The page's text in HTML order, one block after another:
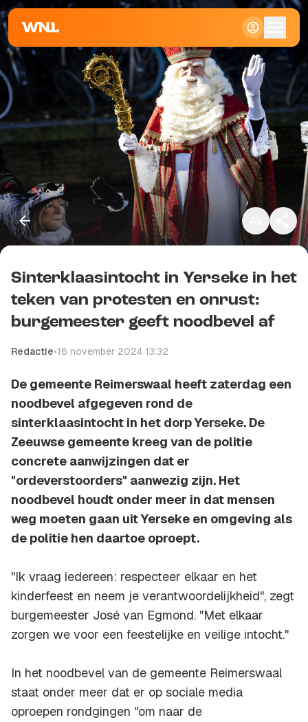
Klein
Standaard
Groot
Kopieer link
Sinterklaasintocht in Yerseke in het
teken van protesten en onrust:
burgemeester geeft noodbevel af
Redactie•16 november 2024 13:32
De gemeente Reimerswaal heeft zaterdag een
noodbevel afgegeven rond de
sinterklaasintocht in het dorp Yerseke. De
Zeeuwse gemeente kreeg van de politie
concrete aanwijzingen dat er
"ordeverstoorders" aanwezig zijn. Het
noodbevel houdt onder meer in dat mensen
weg moeten gaan uit Yerseke en omgeving als
de politie hen daartoe oproept.
"Ik vraag iedereen: respecteer elkaar en het
kinderfeest en neem je verantwoordelijkheid", zegt
burgemeester José van Egmond. "Met elkaar
zorgen we voor een feestelijke en veilige intocht."
In het noodbevel van de gemeente Reimerswaal
staat onder meer dat er op sociale media
oproepen rondgingen "om naar de